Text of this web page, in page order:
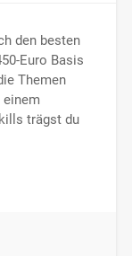
den besten
Euro Basis
Themen
einem
trägst du